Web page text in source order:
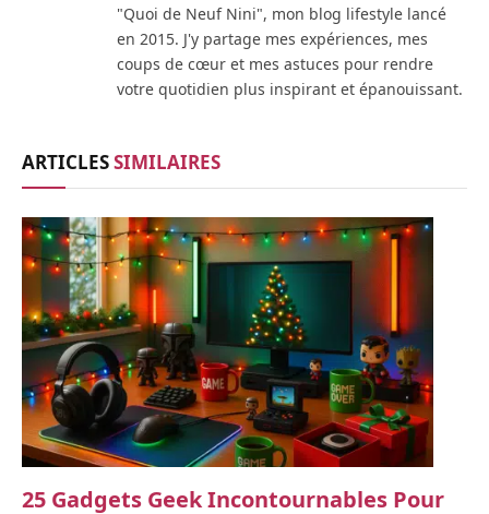
"Quoi de Neuf Nini", mon blog lifestyle lancé
en 2015. J'y partage mes expériences, mes
coups de cœur et mes astuces pour rendre
votre quotidien plus inspirant et épanouissant.
ARTICLESSIMILAIRES
25 Gadgets Geek Incontournables Pour